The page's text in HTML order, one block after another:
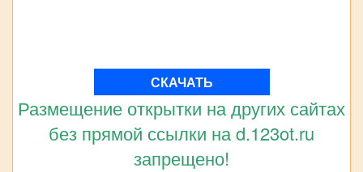
СКАЧАТЬ
Размещение открытки на других сайтах
без прямой ссылки на d.123ot.ru
запрещено!